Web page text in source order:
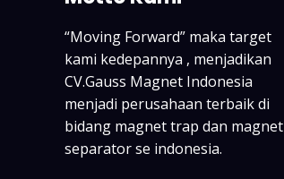
“Moving Forward” maka target
kami kedepannya , menjadikan
CV.Gauss Magnet Indonesia
menjadi perusahaan terbaik di
bidang magnet trap dan magnet
separator se indonesia.